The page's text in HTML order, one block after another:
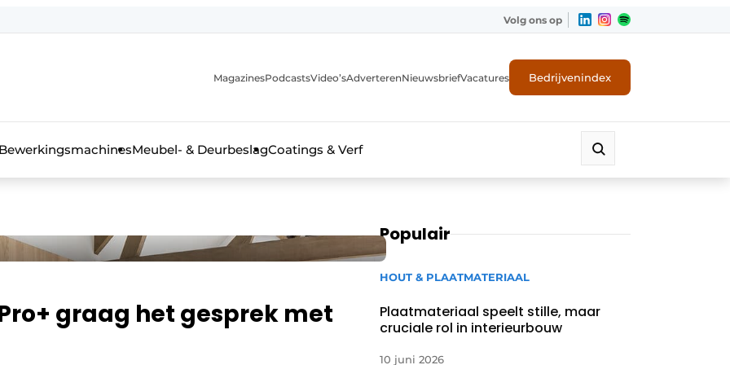
Volg ons op
MagazinesPodcastsVideo’sAdverterenNieuwsbriefVacatures Bedrijvenindex
BewerkingsmachinesMeubel- & DeurbeslagCoatings & Verf
graag het gesprek met
Populair
HOUT & PLAATMATERIAAL
Plaatmateriaal speelt stille, maar
cruciale rol in interieurbouw
10 juni 2026